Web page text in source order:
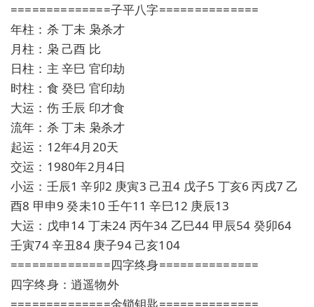
==============子平八字==============
年柱：杀 丁未 枭杀才
月柱：枭 己酉 比
日柱：主 辛巳 官印劫
时柱：食 癸巳 官印劫
大运：伤 壬辰 印才食
流年：杀 丁未 枭杀才
起运：12年4月20天
交运：1980年2月4日
小运：壬辰1 辛卯2 庚寅3 己丑4 戊子5 丁亥6 丙戌7 乙
酉8 甲申9 癸未10 壬午11 辛巳12 庚辰13
大运：戊申14 丁未24 丙午34 乙巳44 甲辰54 癸卯64
壬寅74 辛丑84 庚子94 己亥104
==============四字终身==============
四字终身：逍遥物外
==============金锁钥匙==============